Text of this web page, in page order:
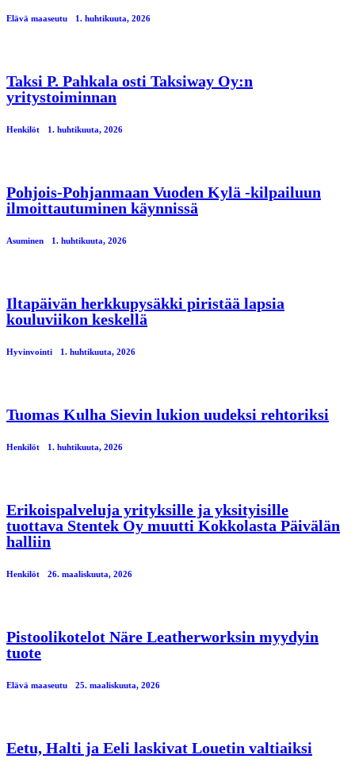
Elävä maaseutu 1. huhtikuuta, 2026
Taksi P. Pahkala osti Taksiway Oy:n
yritystoiminnan
Henkilöt 1. huhtikuuta, 2026
Pohjois-Pohjanmaan Vuoden Kylä -kilpailuun
ilmoittautuminen käynnissä
Asuminen 1. huhtikuuta, 2026
Iltapäivän herkkupysäkki piristää lapsia
kouluviikon keskellä
Hyvinvointi 1. huhtikuuta, 2026
Tuomas Kulha Sievin lukion uudeksi rehtoriksi
Henkilöt 1. huhtikuuta, 2026
Erikoispalveluja yrityksille ja yksityisille
tuottava Stentek Oy muutti Kokkolasta Päivälän
halliin
Henkilöt 26. maaliskuuta, 2026
Pistoolikotelot Näre Leatherworksin myydyin
tuote
Elävä maaseutu 25. maaliskuuta, 2026
Eetu, Halti ja Eeli laskivat Louetin valtiaiksi